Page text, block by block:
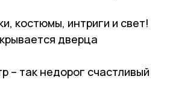
костюмы, интриги и свет!
дверца
– так недорог счастливый